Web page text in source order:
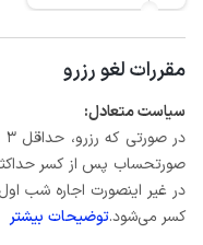
مقررات لغو رزرو
سیاست متعادل:
کسر می‌شود.توضیحات بیشتر